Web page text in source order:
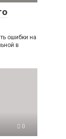
ошибки на
в
0